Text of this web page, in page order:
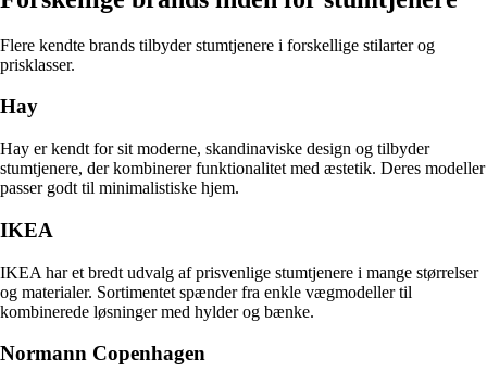
Flere kendte brands tilbyder stumtjenere i forskellige stilarter og
prisklasser.
Hay
Hay er kendt for sit moderne, skandinaviske design og tilbyder
stumtjenere, der kombinerer funktionalitet med æstetik. Deres modeller
passer godt til minimalistiske hjem.
IKEA
IKEA har et bredt udvalg af prisvenlige stumtjenere i mange størrelser
og materialer. Sortimentet spænder fra enkle vægmodeller til
kombinerede løsninger med hylder og bænke.
Normann Copenhagen